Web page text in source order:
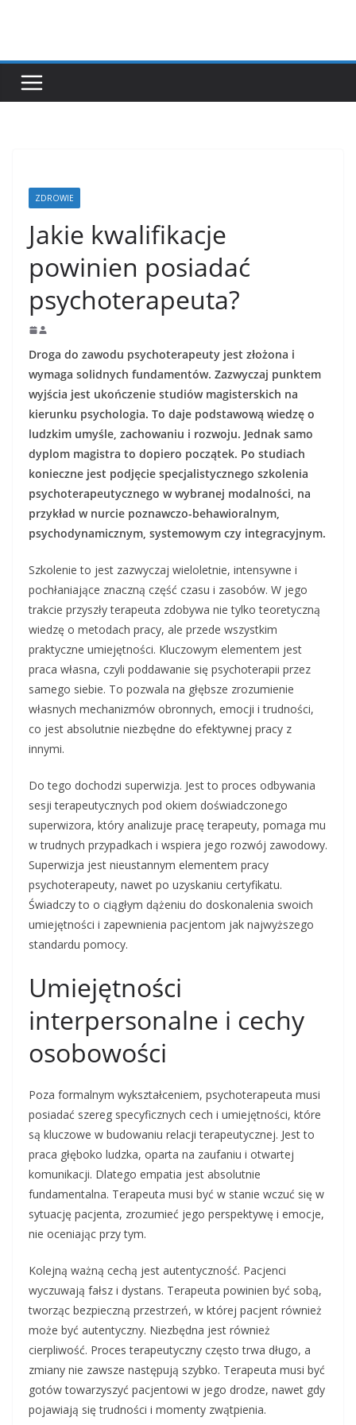
ZDROWIE
Jakie kwalifikacje
powinien posiadać
psychoterapeuta?
Droga do zawodu psychoterapeuty jest złożona i
wymaga solidnych fundamentów. Zazwyczaj punktem
wyjścia jest ukończenie studiów magisterskich na
kierunku psychologia. To daje podstawową wiedzę o
ludzkim umyśle, zachowaniu i rozwoju. Jednak samo
dyplom magistra to dopiero początek. Po studiach
konieczne jest podjęcie specjalistycznego szkolenia
psychoterapeutycznego w wybranej modalności, na
przykład w nurcie poznawczo-behawioralnym,
psychodynamicznym, systemowym czy integracyjnym.
Szkolenie to jest zazwyczaj wieloletnie, intensywne i
pochłaniające znaczną część czasu i zasobów. W jego
trakcie przyszły terapeuta zdobywa nie tylko teoretyczną
wiedzę o metodach pracy, ale przede wszystkim
praktyczne umiejętności. Kluczowym elementem jest
praca własna, czyli poddawanie się psychoterapii przez
samego siebie. To pozwala na głębsze zrozumienie
własnych mechanizmów obronnych, emocji i trudności,
co jest absolutnie niezbędne do efektywnej pracy z
innymi.
Do tego dochodzi superwizja. Jest to proces odbywania
sesji terapeutycznych pod okiem doświadczonego
superwizora, który analizuje pracę terapeuty, pomaga mu
w trudnych przypadkach i wspiera jego rozwój zawodowy.
Superwizja jest nieustannym elementem pracy
psychoterapeuty, nawet po uzyskaniu certyfikatu.
Świadczy to o ciągłym dążeniu do doskonalenia swoich
umiejętności i zapewnienia pacjentom jak najwyższego
standardu pomocy.
Umiejętności
interpersonalne i cechy
osobowości
Poza formalnym wykształceniem, psychoterapeuta musi
posiadać szereg specyficznych cech i umiejętności, które
są kluczowe w budowaniu relacji terapeutycznej. Jest to
praca głęboko ludzka, oparta na zaufaniu i otwartej
komunikacji. Dlatego empatia jest absolutnie
fundamentalna. Terapeuta musi być w stanie wczuć się w
sytuację pacjenta, zrozumieć jego perspektywę i emocje,
nie oceniając przy tym.
Kolejną ważną cechą jest autentyczność. Pacjenci
wyczuwają fałsz i dystans. Terapeuta powinien być sobą,
tworząc bezpieczną przestrzeń, w której pacjent również
może być autentyczny. Niezbędna jest również
cierpliwość. Proces terapeutyczny często trwa długo, a
zmiany nie zawsze następują szybko. Terapeuta musi być
gotów towarzyszyć pacjentowi w jego drodze, nawet gdy
pojawiają się trudności i momenty zwątpienia.